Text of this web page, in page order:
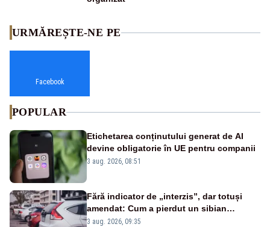
URMĂREȘTE-NE PE
Facebook
POPULAR
Etichetarea conținutului generat de AI
devine obligatorie în UE pentru companii
3 aug. 2026, 08:51
Fără indicator de „interzis”, dar totuși
amendat: Cum a pierdut un sibian
procesul pentru o parcare în centrul
3 aug. 2026, 09:35